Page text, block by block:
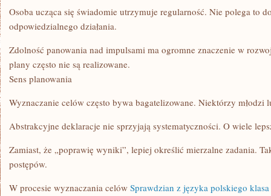
Osoba ucząca się świadomie utrzymuje regularność. Nie polega to
odpowiedzialnego działania.
Zdolność panowania nad impulsami ma ogromne znaczenie w
plany często nie są realizowane.
Sens planowania
Wyznaczanie celów często bywa bagatelizowane. Niektórzy młodzi
Abstrakcyjne deklaracje nie sprzyjają systematyczności. O wiele
Zamiast, że „poprawię wyniki”, lepiej określić mierzalne zadania.
postępów.
W procesie wyznaczania celów Sprawdzian z języka polskiego klasa